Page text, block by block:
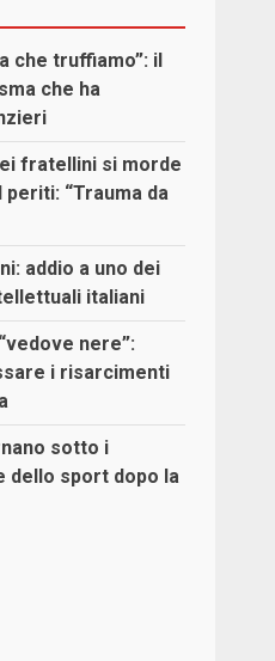
che truffiamo”: il
che ha
fratellini si morde
“Trauma da
addio a uno dei
italiani
nere”:
i risarcimenti
sotto i
dello sport dopo la